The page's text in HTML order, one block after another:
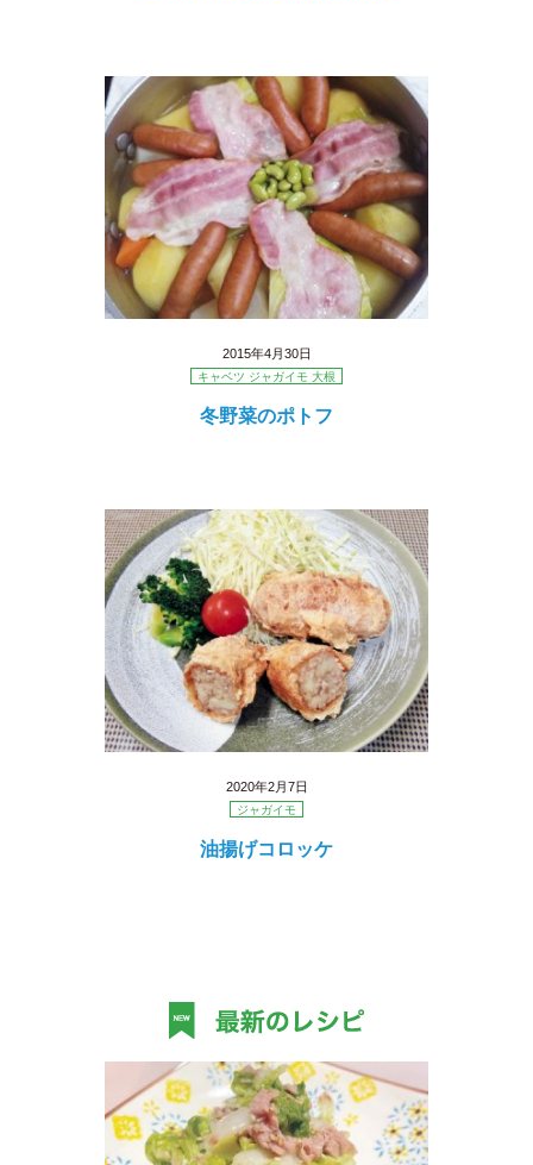
2015年4月30日
キャベツ ジャガイモ 大根
冬野菜のポトフ
2020年2月7日
ジャガイモ
油揚げコロッケ